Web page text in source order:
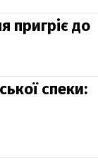
пригріє до
спеки: